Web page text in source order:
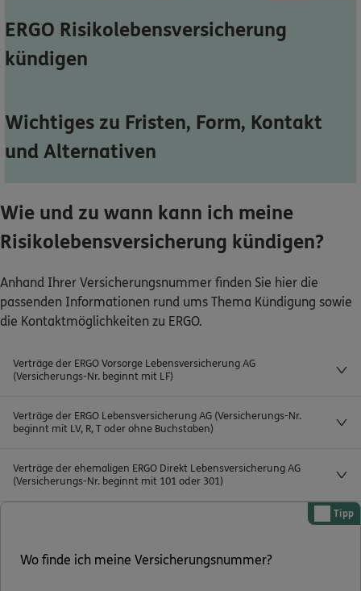
Dann lassen Sie sich helfen.
Service
Meine Versicherungen
dem ERGO Rechtsschutz und der DKV.
Zum Kundenportal
Schaden- oder Leistungsfall melden
Meine Versicherungen
Sehen Sie auf einen Blick Ihre Versicherungen bei ERGO,
ERGO Risikolebensversicherung
kündigen
Wichtiges zu Fristen, Form, Kontakt
und Alternativen
Wie und zu wann kann ich meine
Risikolebensversicherung kündigen?
Anhand Ihrer Versicherungsnummer finden Sie hier die
passenden Informationen rund ums Thema Kündigung sowie
die Kontaktmöglichkeiten zu ERGO.
Verträge der ERGO Vorsorge Lebensversicherung AG
(Versicherungs-Nr. beginnt mit LF)
Verträge der ERGO Lebensversicherung AG (Versicherungs-Nr.
beginnt mit LV, R, T oder ohne Buchstaben)
Verträge der ehemaligen ERGO Direkt Lebensversicherung AG
(Versicherungs-Nr. beginnt mit 101 oder 301)
Tipp
Wo finde ich meine Versicherungsnummer?